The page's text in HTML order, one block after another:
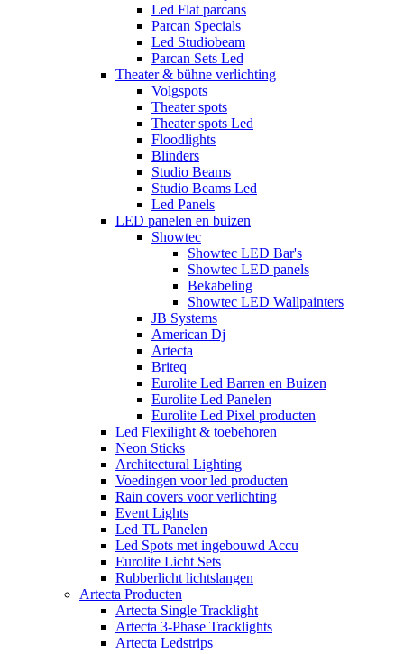
Led Flat parcans
Parcan Specials
Led Studiobeam
Parcan Sets Led
Theater & bühne verlichting
Volgspots
Theater spots
Theater spots Led
Floodlights
Blinders
Studio Beams
Studio Beams Led
Led Panels
LED panelen en buizen
Showtec
Showtec LED Bar's
Showtec LED panels
Bekabeling
Showtec LED Wallpainters
JB Systems
American Dj
Artecta
Briteq
Eurolite Led Barren en Buizen
Eurolite Led Panelen
Eurolite Led Pixel producten
Led Flexilight & toebehoren
Neon Sticks
Architectural Lighting
Voedingen voor led producten
Rain covers voor verlichting
Event Lights
Led TL Panelen
Led Spots met ingebouwd Accu
Eurolite Licht Sets
Rubberlicht lichtslangen
Artecta Producten
Artecta Single Tracklight
Artecta 3-Phase Tracklights
Artecta Ledstrips